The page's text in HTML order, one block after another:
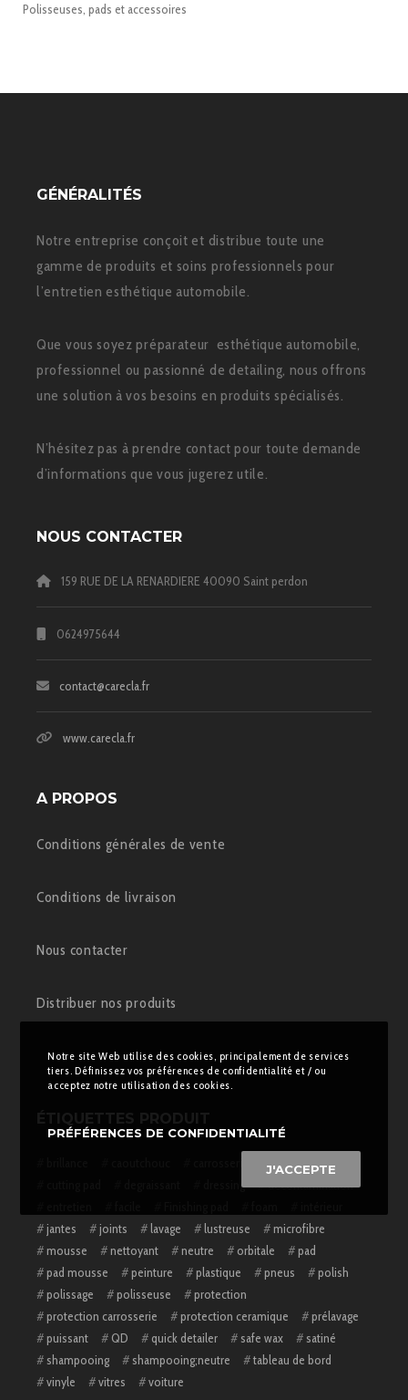
Polisseuses, pads et accessoires
GÉNÉRALITÉS
Notre entreprise conçoit et distribue toute une
gamme de produits et soins professionnels pour
l’entretien esthétique automobile.
Que vous soyez préparateur esthétique automobile,
professionnel ou passionné de detailing, nous offrons
une solution à vos besoins en produits spécialisés.
N’hésitez pas à prendre contact pour toute demande
d’informations que vous jugerez utile.
NOUS CONTACTER
159 RUE DE LA RENARDIERE 40090 Saint perdon
0624975644
contact@carecla.fr
www.carecla.fr
A PROPOS
Conditions générales de vente
Conditions de livraison
Nous contacter
Distribuer nos produits
cire
dressing
décontamination
jantes
joints lavage lustreuse
microfibre
mousse
nettoyant neutre orbitale
pad
pad mousse
peinture plastique pneus
polish
polissage
polisseuse
protection
protection carrosserie
protection ceramique
prélavage
puissant
QD quick detailer safe wax
satiné
shampooing
shampooing;neutre
tableau de bord
vinyle
vitres voiture
Notre site Web utilise des cookies, principalement de services
tiers. Définissez vos préférences de confidentialité et / ou
acceptez notre utilisation des cookies.
PRÉFÉRENCES DE CONFIDENTIALITÉ
J'ACCEPTE